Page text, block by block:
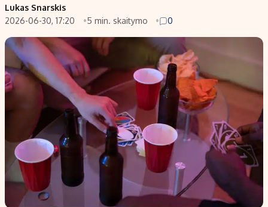
Investavimas
Akcijų rinka
Saulės elektrinės
Kriptovaliutos
Infliacija
Migracija
Nedarbo išmokos skaičiuoklė
Indėliai
Indėlių skaičiuoklė
Būsto finansai
Įdomios naujienos
Redakcija
Lukas Snarskis
2026-06-30, 17:20
5 min. skaitymo 0